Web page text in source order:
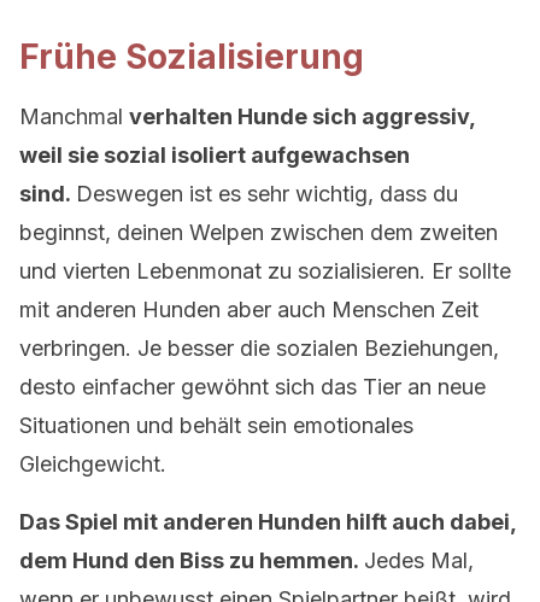
Frühe Sozialisierung
Manchmal verhalten Hunde sich aggressiv,
weil sie sozial isoliert aufgewachsen
sind. Deswegen ist es sehr wichtig, dass du
beginnst, deinen Welpen zwischen dem zweiten
und vierten Lebenmonat zu sozialisieren. Er sollte
mit anderen Hunden aber auch Menschen Zeit
verbringen. Je besser die sozialen Beziehungen,
desto einfacher gewöhnt sich das Tier an neue
Situationen und behält sein emotionales
Gleichgewicht.
Das Spiel mit anderen Hunden hilft auch dabei,
dem Hund den Biss zu hemmen. Jedes Mal,